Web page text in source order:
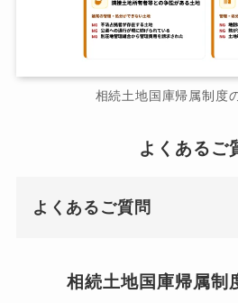
相続土地国庫帰属制度
よくあるご
よくあるご質問
相続土地国庫帰属制